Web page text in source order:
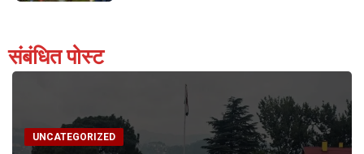
संबंधित पोस्ट
UNCATEGORIZED